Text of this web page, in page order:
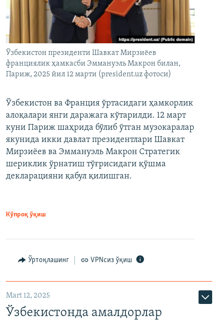
Ўзбекистон президенти Шавкат Мирзиёев
франциялик ҳамкасби Эммануэль Макрон билан,
Париж, 2025 йил 12 марти (president.uz фотоси)
Ўзбекистон ва Франция ўртасидаги ҳамкорлик
алоқалари янги даражага кўтарилди. 12 март
куни Париж шаҳрида бўлиб ўтган музокаралар
якунида икки давлат президентлари Шавкат
Мирзиёев ва Эммануэль Макрон Стратегик
шериклик ўрнатиш тўғрисидаги қўшма
декларацияни қабул қилишган.
Кўпроқ ўқиш
Ўртоқлашинг VPNсиз ўқиш
Mart 12, 2025
Ўзбекистонда амалдорлар